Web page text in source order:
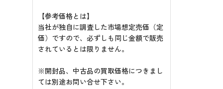
【参考価格とは】
当社が独自に調査した市場想定売価（定
価）ですので、必ずしも同じ金額で販売
されているとは限りません。
※開封品、中古品の買取価格につきまし
ては別途お問い合せ下さい。